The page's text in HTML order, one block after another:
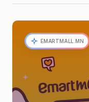
EMARTMALL.MN